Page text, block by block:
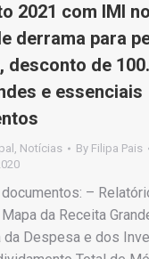
2021 com IMI
derrama para
desconto de
e essenciais
, Notícias By Filipa Pais
–
da Receita
da Despesa e dos